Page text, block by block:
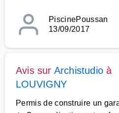
PiscinePoussan
13/09/2017
Avis sur Archistudio à
LOUVIGNY
Permis de construire un